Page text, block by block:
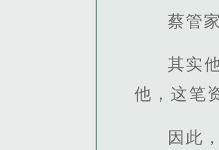
蔡管
其实
他，这笔
因此